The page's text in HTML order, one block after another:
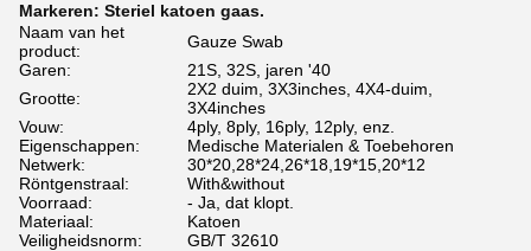
Markeren: Steriel katoen gaas.
Naam van het
product:
Gauze Swab
Garen:
21S, 32S, jaren '40
Grootte:
2X2 duim, 3X3inches, 4X4-duim,
3X4inches
Vouw:
4ply, 8ply, 16ply, 12ply, enz.
Eigenschappen:
Medische Materialen & Toebehoren
Netwerk:
30*20,28*24,26*18,19*15,20*12
Röntgenstraal:
With&without
Voorraad:
- Ja, dat klopt.
Materiaal:
Katoen
Veiligheidsnorm:
GB/T 32610